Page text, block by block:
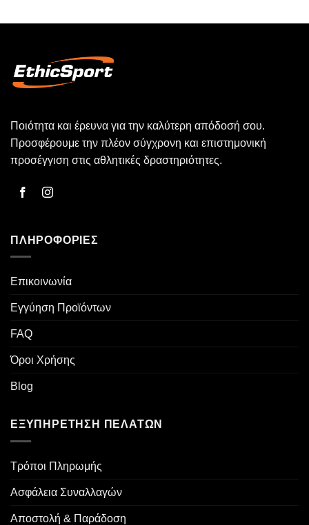
Ποιότητα και έρευνα για την καλύτερη απόδοσή σου.
Προσφέρουμε την πλέον σύγχρονη και επιστημονική
προσέγγιση στις αθλητικές δραστηριότητες.
ΠΛΗΡΟΦΟΡΊΕΣ
Επικοινωνία
Εγγύηση Προϊόντων
FAQ
Όροι Χρήσης
Blog
ΕΞΥΠΗΡΈΤΗΣΗ ΠΕΛΑΤΏΝ
Τρόποι Πληρωμής
Ασφάλεια Συναλλαγών
Αποστολή & Παράδοση